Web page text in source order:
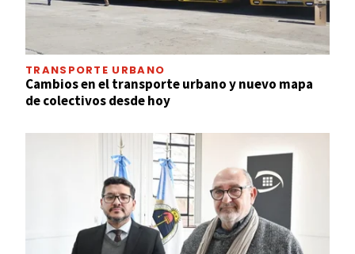
TRANSPORTE URBANO
Cambios en el transporte urbano y nuevo mapa
de colectivos desde hoy